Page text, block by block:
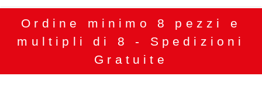
Ordine minimo 8 pezzi e
multipli di 8 - Spedizioni
Gratuite